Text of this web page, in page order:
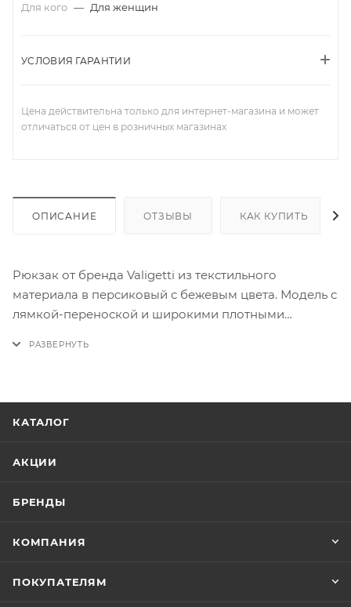
Для кого — Для женщин
УСЛОВИЯ ГАРАНТИИ
Цена действительна только для интернет-магазина и может
отличаться от цен в розничных магазинах
ОПИСАНИЕ ОТЗЫВЫ КАК КУПИТЬ
Рюкзак от бренда Valigetti из текстильного
материала в персиковый с бежевым цвета. Модель с
лямкой-переноской и широкими плотными
КАТАЛОГ
АКЦИИ
БРЕНДЫ
КОМПАНИЯ
ПОКУПАТЕЛЯМ